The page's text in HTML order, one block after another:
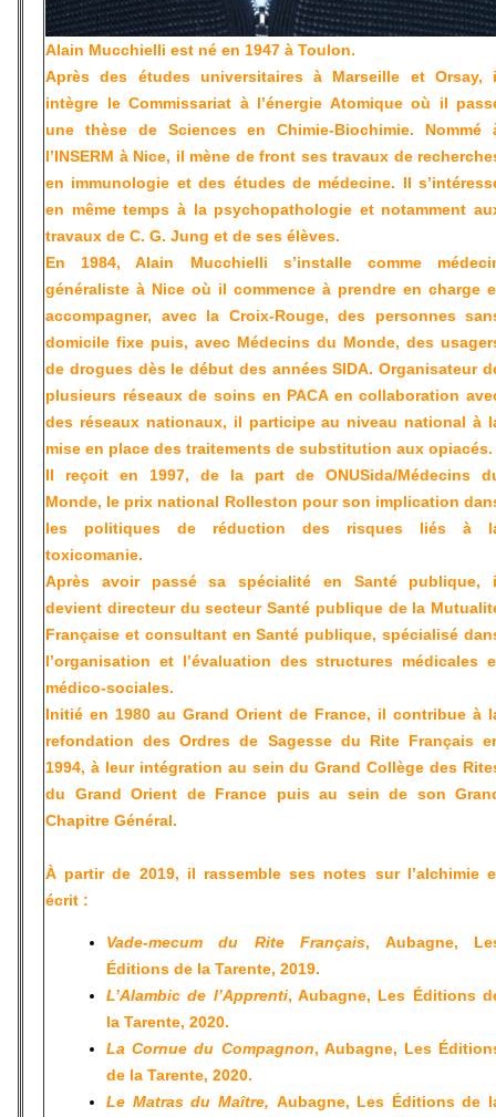
Alain Mucchielli est né en 1947 à Toulon.
Après des études universitaires à Marseille et Orsay,
intègre le Commissariat à l’énergie Atomique où il
une thèse de Sciences en Chimie-Biochimie. Nommé
l’INSERM à Nice, il mène de front ses travaux de
en immunologie et des études de médecine. Il
en même temps à la psychopathologie et notamment
travaux de C. G. Jung et de ses élèves.
En 1984,Alain Mucchielli s’installe comme
généraliste à Nice où il commence à prendre en charge
accompagner, avec la Croix-Rouge, des personnes
domicile fixe puis, avec Médecins du Monde, des
de drogues dès le début des années SIDA. Organisateur
plusieurs réseaux de soins en PACA en collaboration
des réseaux nationaux, il participe au niveau national à
mise en place des traitements de substitution aux opiacés.
Il reçoit en 1997, de la part de ONUSida/Médecins
Monde, le prix national Rolleston pour son implication
les politiques de réduction des risques liés à
toxicomanie.
Après avoir passé sa spécialité en Santé publique,
devient directeur du secteur Santé publique de la
Française et consultant en Santé publique, spécialisé
l’organisation et l’évaluation des structures médicales
médico-sociales.
Initié en 1980 au Grand Orient de France, il contribue à
refondation des Ordres de Sagesse du Rite Français
1994, à leur intégration au sein du Grand Collège des
du Grand Orient de France puis au sein de son
Chapitre Général.
À partir de 2019, il rassemble ses notes sur l’alchimie
écrit :
Vade-mecum du Rite Français, Aubagne,
Éditions de la Tarente, 2019.
L’Alambic de l’Apprenti, Aubagne, Les Éditions
la Tarente, 2020.
La Cornue du Compagnon, Aubagne, Les
de la Tarente, 2020.
Le Matras du Maître, Aubagne, Les Éditions de